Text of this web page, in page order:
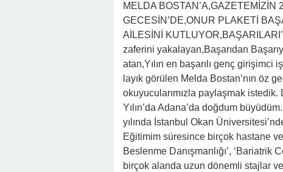
MELDA
GECESİN’DE,ONUR PLAKETİ
AİLESİNİ
zaferini yakalayan,Başarıdan
atan,Yılın en başarılı genç girişimci
layık görülen Melda Bostan’nın öz
okuyucularımızla paylaşmak
Yılın’da Adana’da doğdum
yılında İstanbul Okan
Eğitimim süresince birçok hastane
Beslenme Danışmanlığı’, ‘Bariatrik
birçok alanda uzun dönemli stajlar